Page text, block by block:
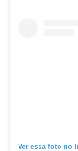
Ver essa foto no